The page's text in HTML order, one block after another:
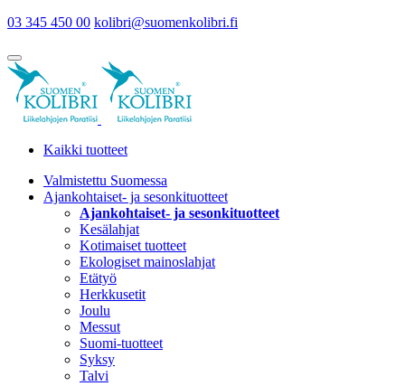
03 345 450 00 kolibri@suomenkolibri.fi
Kaikki tuotteet
Valmistettu Suomessa
Ajankohtaiset- ja sesonkituotteet
Ajankohtaiset- ja sesonkituotteet
Kesälahjat
Kotimaiset tuotteet
Ekologiset mainoslahjat
Etätyö
Herkkusetit
Joulu
Messut
Suomi-tuotteet
Syksy
Talvi